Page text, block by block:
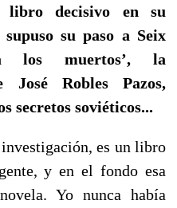
libro decisivo en su
su paso a Seix
los muertos’, la
José Robles Pazos,
secretos soviéticos...
es un libro
y en el fondo esa
Yo nunca había